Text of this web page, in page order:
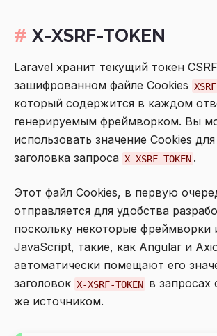
X-XSRF-TOKEN
Laravel хранит текущий токен
зашифрованном файле Cookies
который содержится в каждом
генерируемым фреймворком. Вы
использовать значение Cookies
заголовка запроса X-XSRF-TOKEN .
Этот файл Cookies, в первую
отправляется для удобства
поскольку некоторые фреймворки
JavaScript, такие, как Angular и
автоматически помещают его
заголовок X-XSRF-TOKEN в
же источником.